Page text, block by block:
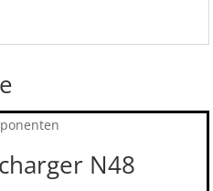
N48